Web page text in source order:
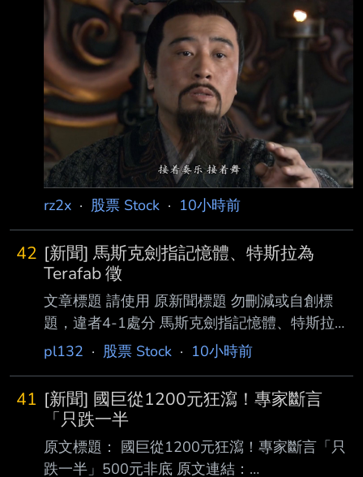
址超過一行，請用縮網址，連結不能點擊者板規
1-2-2 處分。
https://news.cnyes.com/news/id/6565335 發布
時間： 請勿張貼超過3天新聞 2026-08-07
20:40 記者署名： 鉅亨網編譯段智恆 原文內
容： 美國勞工統計局 (BLS) 周五 (7 日) 公布最
新非農就業數據顯示，7 月新增就業人數意 外減
少 2.3 萬人，遠低市
rz2x · 股票 Stock · 10小時前
42 [新聞] 馬斯克劍指記憶體、特斯拉為
Terafab 徵
文章標題 請使用 原新聞標題 勿刪減或自創標
題，違者4-1處分 馬斯克劍指記憶體、特斯拉為
Terafab 徵 DRAM 人才 原文標題： 請勿刪減或
結： 網址超過一行，請用縮網址，連結不能點
擊者板規 1-2-2 處分。
https://tinyurl.com/2bx2axum 發布時間： 請勿
張貼超過3天新聞 發布日期 2026 年 08 月 07
pl132 · 股票 Stock · 10小時前
41 [新聞] 國巨從1200元狂瀉！專家斷言
「只跌一半
原文標題： 國巨從1200元狂瀉！專家斷言「只
跌一半」500元非底 原文連結：